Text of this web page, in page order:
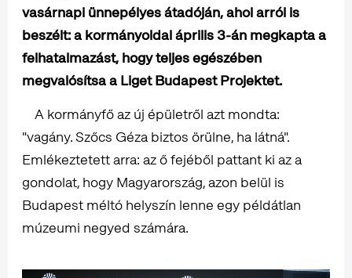
vasárnapi ünnepélyes átadóján, ahol arról is
beszélt: a kormányoldal április 3-án megkapta a
felhatalmazást, hogy teljes egészében
megvalósítsa a Liget Budapest Projektet.
A kormányfő az új épületről azt mondta:
"vagány. Szőcs Géza biztos örülne, ha látná".
Emlékeztetett arra: az ő fejéből pattant ki az a
gondolat, hogy Magyarország, azon belül is
Budapest méltó helyszín lenne egy példátlan
múzeumi negyed számára.